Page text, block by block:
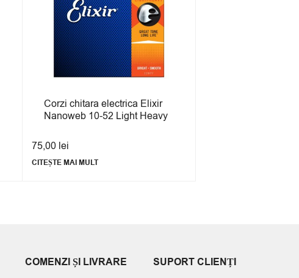
Corzi chitara electrica Elixir
Nanoweb 10-52 Light Heavy
75,00 lei
CITEȘTE MAI MULT
COMENZI ȘI LIVRARE
SUPORT CLIENȚI